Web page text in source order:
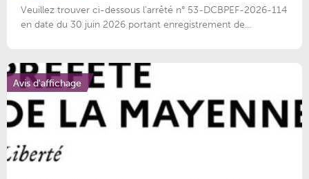
Veuillez trouver ci-dessous l'arrêté n° 53-DCBPEF-2026-114
en date du 30 juin 2026 portant enregistrement de...
Avis d'affichage